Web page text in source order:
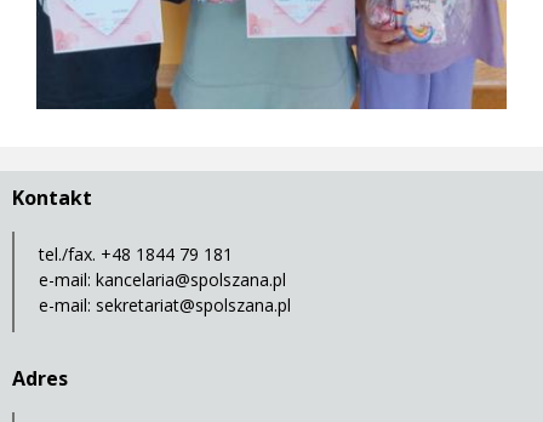
Kontakt
tel./fax. +48 1844 79 181
e-mail: kancelaria@spolszana.pl
e-mail: sekretariat@spolszana.pl
Adres